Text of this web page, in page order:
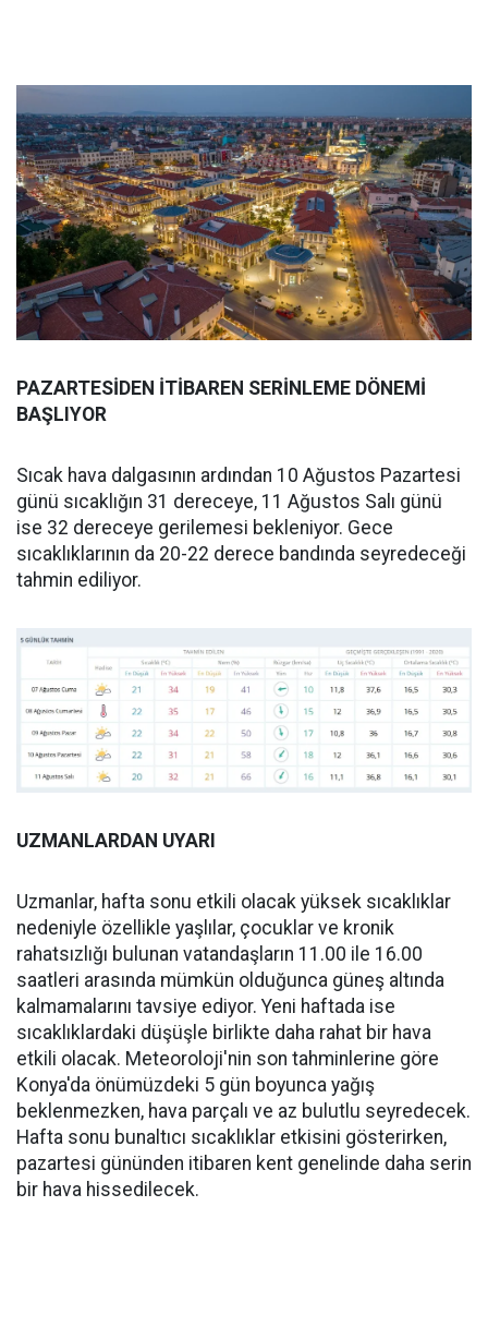
PAZARTESİDEN İTİBAREN SERİNLEME DÖNEMİ
BAŞLIYOR
Sıcak hava dalgasının ardından 10 Ağustos Pazartesi
günü sıcaklığın 31 dereceye, 11 Ağustos Salı günü
ise 32 dereceye gerilemesi bekleniyor. Gece
sıcaklıklarının da 20-22 derece bandında seyredeceği
tahmin ediliyor.
UZMANLARDAN UYARI
Uzmanlar, hafta sonu etkili olacak yüksek sıcaklıklar
nedeniyle özellikle yaşlılar, çocuklar ve kronik
rahatsızlığı bulunan vatandaşların 11.00 ile 16.00
saatleri arasında mümkün olduğunca güneş altında
kalmamalarını tavsiye ediyor. Yeni haftada ise
sıcaklıklardaki düşüşle birlikte daha rahat bir hava
etkili olacak. Meteoroloji'nin son tahminlerine göre
Konya'da önümüzdeki 5 gün boyunca yağış
beklenmezken, hava parçalı ve az bulutlu seyredecek.
Hafta sonu bunaltıcı sıcaklıklar etkisini gösterirken,
pazartesi gününden itibaren kent genelinde daha serin
bir hava hissedilecek.